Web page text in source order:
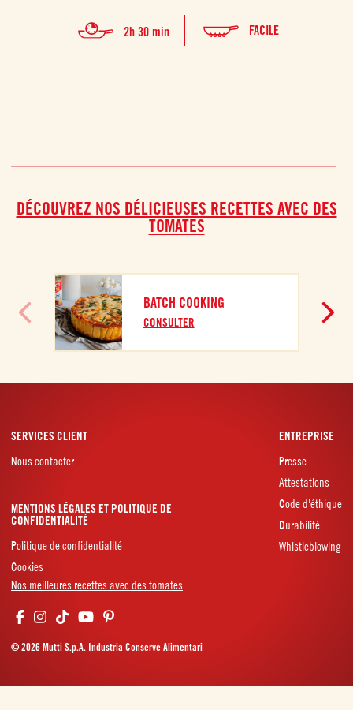
2h 30 min FACILE
DÉCOUVREZ NOS DÉLICIEUSES RECETTES AVEC DES
TOMATES
BATCH COOKING
CONSULTER
SERVICES CLIENT
Nous contacter
ENTREPRISE
Presse
Attestations
Code d'éthique
Durabilité
Whistleblowing
MENTIONS LÉGALES ET POLITIQUE DE
CONFIDENTIALITÉ
Politique de confidentialité
Cookies
Nos meilleures recettes avec des tomates
© 2026 Mutti S.p.A. Industria Conserve Alimentari